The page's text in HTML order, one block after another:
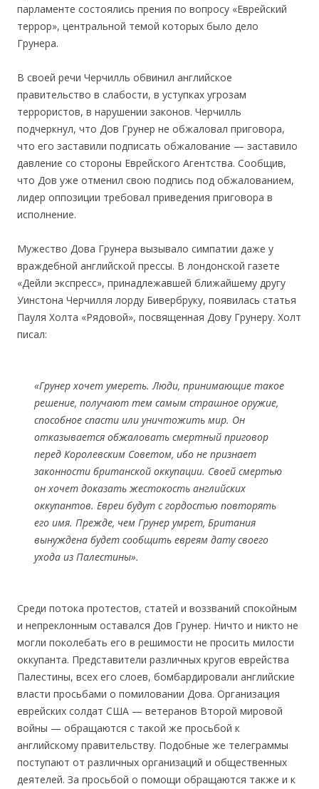
парламенте состоялись прения по вопросу «Еврейский
террор», центральной темой которых было дело
Грунера.
В своей речи Черчилль обвинил английское
правительство в слабости, в уступках угрозам
террористов, в нарушении законов. Черчилль
подчеркнул, что Дов Грунер не обжаловал приговора,
что его заставили подписать обжалование — заставило
давление со стороны Еврейского Агентства. Сообщив,
что Дов уже отменил свою подпись под обжалованием,
лидер оппозиции требовал приведения приговора в
исполнение.
Мужество Дова Грунера вызывало симпатии даже у
враждебной английской прессы. В лондонской газете
«Дейли экспресс», принадлежавшей ближайшему другу
Уинстона Черчилля лорду Бивербруку, появилась статья
Пауля Холта «Рядовой», посвященная Дову Грунеру. Холт
писал:
«Грунер хочет умереть. Люди, принимающие такое
решение, получают тем самым страшное оружие,
способное спасти или уничтожить мир. Он
отказывается обжаловать смертный приговор
перед Королевским Советом, ибо не признает
законности британской оккупации. Своей смертью
он хочет доказать жестокость английских
оккупантов. Евреи будут с гордостью повторять
его имя. Прежде, чем Грунер умрет, Британия
вынуждена будет сообщить евреям дату своего
ухода из Палестины».
Среди потока протестов, статей и воззваний спокойным
и непреклонным оставался Дов Грунер. Ничто и никто не
могли поколебать его в решимости не просить милости
оккупанта. Представители различных кругов еврейства
Палестины, всех его слоев, бомбардировали английские
власти просьбами о помиловании Дова. Организация
еврейских солдат США — ветеранов Второй мировой
войны — обращаются с такой же просьбой к
английскому правительству. Подобные же телеграммы
поступают от различных организаций и общественных
деятелей. За просьбой о помощи обращаются также и к